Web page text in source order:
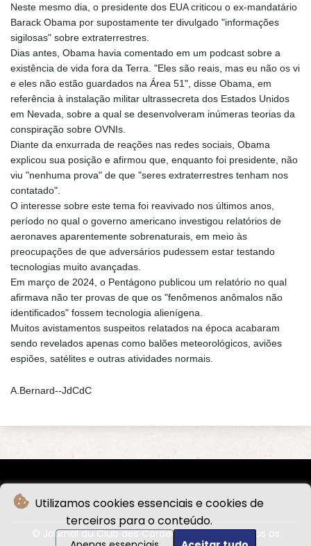
Utilizamos cookies essenciais e cookies de
terceiros para o conteúdo.
Neste mesmo dia, o presidente dos EUA criticou o ex-mandatário
Barack Obama por supostamente ter divulgado "informações
sigilosas" sobre extraterrestres.
Dias antes, Obama havia comentado em um podcast sobre a
existência de vida fora da Terra. "Eles são reais, mas eu não os vi
e eles não estão guardados na Área 51", disse Obama, em
referência à instalação militar ultrassecreta dos Estados Unidos
em Nevada, sobre a qual se desenvolveram inúmeras teorias da
conspiração sobre OVNIs.
Diante da enxurrada de reações nas redes sociais, Obama
explicou sua posição e afirmou que, enquanto foi presidente, não
viu "nenhuma prova" de que "seres extraterrestres tenham nos
contatado".
O interesse sobre este tema foi reavivado nos últimos anos,
período no qual o governo americano investigou relatórios de
aeronaves aparentemente sobrenaturais, em meio às
preocupações de que adversários pudessem estar testando
tecnologias muito avançadas.
Em março de 2024, o Pentágono publicou um relatório no qual
afirmava não ter provas de que os "fenômenos anômalos não
identificados" fossem tecnologia alienígena.
Muitos avistamentos suspeitos relatados na época acabaram
sendo revelados apenas como balões meteorológicos, aviões
espiões, satélites e outras atividades normais.
A.Bernard--JdCdC
© Journal du Club des Cordeliers - 2026 - Todos os